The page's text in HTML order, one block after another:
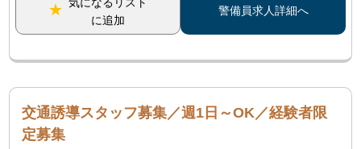
に追加
警備員求人詳細へ
交通誘導スタッフ募集／週1日～OK／経験者限
定募集